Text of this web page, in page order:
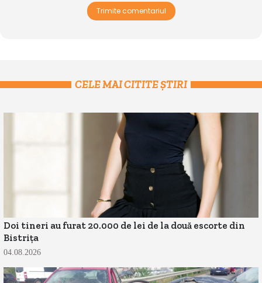
Trimite comentariul
CELE MAI CITITE ȘTIRI
Doi tineri au furat 20.000 de lei de la două escorte din
Bistrița
04.08.2026